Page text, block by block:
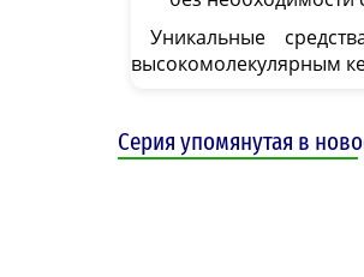
Уникальные
высокомолекулярным
Серия упомянутая в